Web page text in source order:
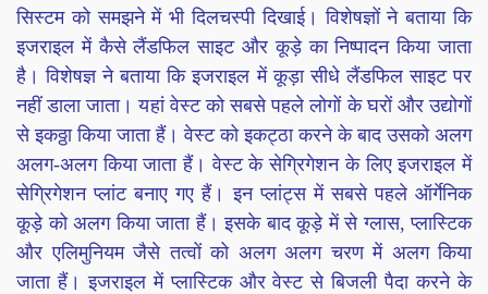
सिस्टम को समझने में भी दिलचस्पी दिखाई। विशेषज्ञों ने बताया कि
इजराइल में कैसे लैंडफिल साइट और कूड़े का निष्पादन किया जाता
है। विशेषज्ञ ने बताया कि इजराइल में कूड़ा सीधे लैंडफिल साइट पर
नहीं डाला जाता। यहां वेस्ट को सबसे पहले लोगों के घरों और उद्योगों
से इकठ्ठा किया जाता हैं। वेस्ट को इकट्ठा करने के बाद उसको अलग
अलग-अलग किया जाता हैं। वेस्ट के सेग्रिगेशन के लिए इजराइल में
सेग्रिगेशन प्लांट बनाए गए हैं। इन प्लांट्स में सबसे पहले ऑर्गेनिक
कूड़े को अलग किया जाता हैं। इसके बाद कूड़े में से ग्लास, प्लास्टिक
और एलिमुनियम जैसे तत्वों को अलग अलग चरण में अलग किया
जाता हैं। इजराइल में प्लास्टिक और वेस्ट से बिजली पैदा करने के